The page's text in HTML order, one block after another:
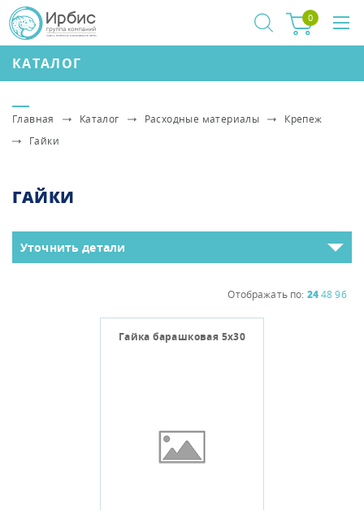
КАТАЛОГ
0
Главная Каталог Расходные материалы
Крепеж
Гайки
Уточнить детали
ГАЙКИ
Отображать по: 2448 96
Гайка барашковая 5х30